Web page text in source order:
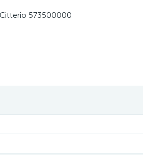
573500000